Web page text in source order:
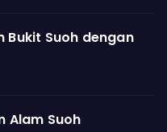
Bukit Suoh dengan
Alam Suoh